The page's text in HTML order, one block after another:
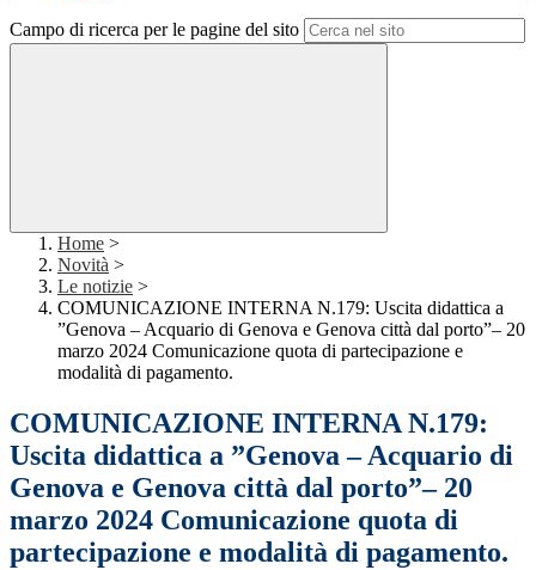
Campo di ricerca per le pagine del sito
Home >
Novità >
Le notizie >
COMUNICAZIONE INTERNA N.179: Uscita didattica a
”Genova – Acquario di Genova e Genova città dal porto”– 20
marzo 2024 Comunicazione quota di partecipazione e
modalità di pagamento.
COMUNICAZIONE INTERNA N.179:
Uscita didattica a ”Genova – Acquario di
Genova e Genova città dal porto”– 20
marzo 2024 Comunicazione quota di
partecipazione e modalità di pagamento.